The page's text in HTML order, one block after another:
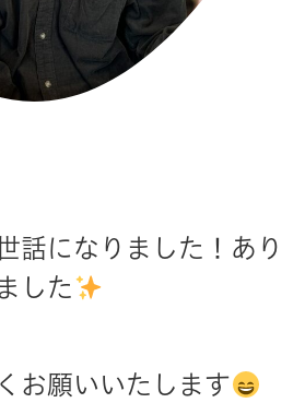
話になりました！あり
した
お願いいたします